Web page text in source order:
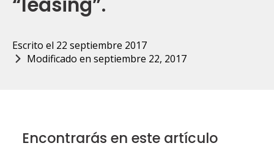
Escrito el 22 septiembre 2017
Modificado en septiembre 22, 2017
Encontrarás en este artículo